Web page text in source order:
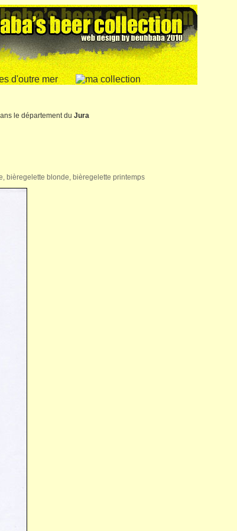
le département du Jura
bièregelette blonde, bièregelette printemps